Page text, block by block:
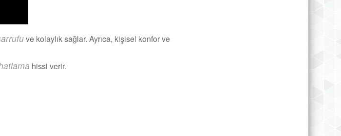
ve kolaylık sağlar. Ayrıca, kişisel konfor ve
hissi verir.